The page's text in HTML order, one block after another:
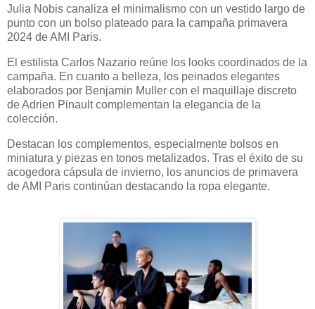
Julia Nobis canaliza el minimalismo con un vestido largo de
punto con un bolso plateado para la campaña primavera
2024 de AMI Paris.
El estilista Carlos Nazario reúne los looks coordinados de la
campaña. En cuanto a belleza, los peinados elegantes
elaborados por Benjamin Muller con el maquillaje discreto
de Adrien Pinault complementan la elegancia de la
colección.
Destacan los complementos, especialmente bolsos en
miniatura y piezas en tonos metalizados. Tras el éxito de su
acogedora cápsula de invierno, los anuncios de primavera
de AMI Paris continúan destacando la ropa elegante.